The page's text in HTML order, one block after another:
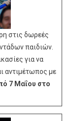
στις δωρεές
παιδιών.
για να
αντιμέτωπος με
7 Μαΐου στο